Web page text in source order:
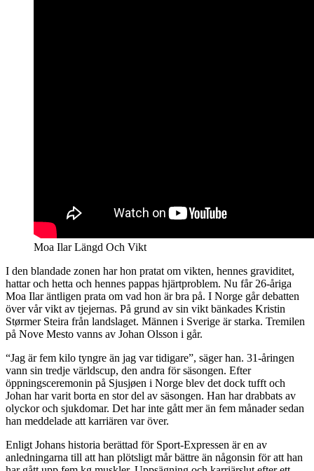
Moa Ilar Längd Och Vikt
I den blandade zonen har hon pratat om vikten, hennes graviditet,
hattar och hetta och hennes pappas hjärtproblem. Nu får 26-åriga
Moa Ilar äntligen prata om vad hon är bra på. I Norge går debatten
över vår vikt av tjejernas. På grund av sin vikt bänkades Kristin
Størmer Steira från landslaget. Männen i Sverige är starka. Tremilen
på Nove Mesto vanns av Johan Olsson i går.
“Jag är fem kilo tyngre än jag var tidigare”, säger han. 31-åringen
vann sin tredje världscup, den andra för säsongen. Efter
öppningsceremonin på Sjusjøen i Norge blev det dock tufft och
Johan har varit borta en stor del av säsongen. Han har drabbats av
olyckor och sjukdomar. Det har inte gått mer än fem månader sedan
han meddelade att karriären var över.
Enligt Johans historia berättad för Sport-Expressen är en av
anledningarna till att han plötsligt mår bättre än någonsin för att han